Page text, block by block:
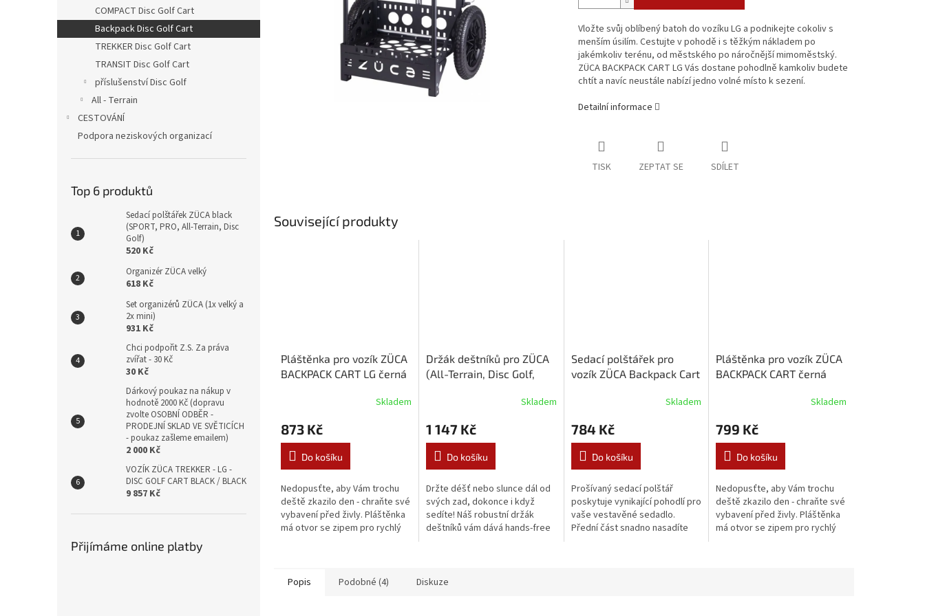
e
l
COMPACT Disc Golf Cart
Backpack Disc Golf Cart
TREKKER Disc Golf Cart
TRANSIT Disc Golf Cart
příslušenství Disc Golf
All - Terrain
CESTOVÁNÍ
Podpora neziskových organizací
Top 6 produktů
Sedací polštářek ZÜCA black
(SPORT, PRO, All-Terrain, Disc
Golf)
520 Kč
Organizér ZÜCA velký
618 Kč
Set organizérů ZÜCA (1x velký a
2x mini)
931 Kč
Chci podpořit Z.S. Za práva
zvířat - 30 Kč
30 Kč
Dárkový poukaz na nákup v
hodnotě 2000 Kč (dopravu
zvolte OSOBNÍ ODBĚR -
PRODEJNÍ SKLAD VE SVĚTICÍCH
- poukaz zašleme emailem)
2 000 Kč
VOZÍK ZÜCA TREKKER - LG -
DISC GOLF CART BLACK / BLACK
9 857 Kč
Přijímáme online platby
Vložte svůj oblíbený batoh do vozíku LG a podnikejte cokoliv s
menším úsilím. Cestujte v pohodě i s těžkým nákladem po
jakémkoliv terénu, od městského po náročnější mimoměstský.
ZÜCA BACKPACK CART LG Vás dostane pohodlně kamkoliv budete
chtít a navíc neustále nabízí jedno volné místo k sezení.
Detailní informace
TISK ZEPTAT SE SDÍLET
Související produkty
Pláštěnka pro vozík ZÜCA
BACKPACK CART LG černá
Skladem
873 Kč
Do košíku
Nedopusťte, aby Vám trochu
deště zkazilo den - chraňte své
vybavení před živly. Pláštěnka
má otvor se zipem pro rychlý
Držák deštníků pro ZÜCA
(All-Terrain, Disc Golf,
Skladem
1 147 Kč
Do košíku
Držte déšť nebo slunce dál od
svých zad, dokonce i když
sedíte! Náš robustní držák
deštníků vám dává hands-free
Sedací polštářek pro
vozík ZÜCA Backpack Cart
Skladem
784 Kč
Do košíku
Prošívaný sedací polštář
poskytuje vynikající pohodlí pro
vaše vestavěné sedadlo.
Přední část snadno nasadíte
Pláštěnka pro vozík ZÜCA
BACKPACK CART černá
Skladem
799 Kč
Do košíku
Nedopusťte, aby Vám trochu
deště zkazilo den - chraňte své
vybavení před živly. Pláštěnka
má otvor se zipem pro rychlý
Popis Podobné (4) Diskuze